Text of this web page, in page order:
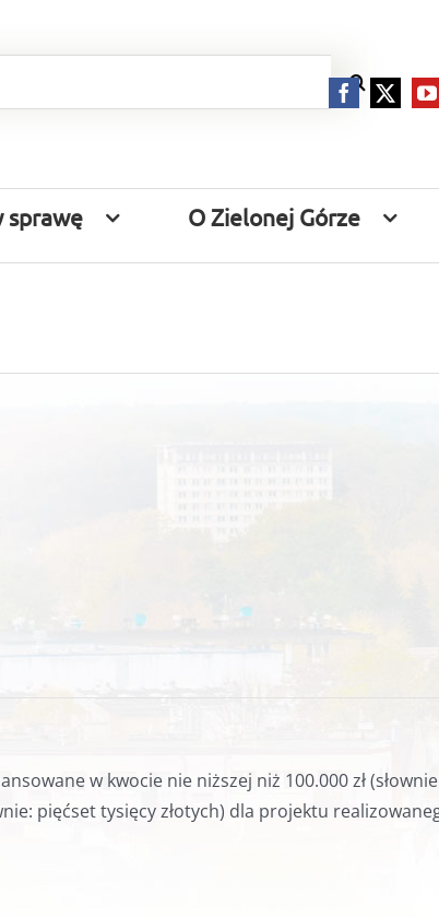
Facebook
X
sprawę O Zielonej Górze
w kwocie nie niższej niż 100.000 zł
pięćset tysięcy złotych) dla projektu